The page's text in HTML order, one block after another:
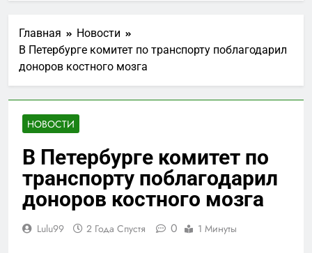
Официальный
1 Год Спустя
Вклады в рублях на
как они работают?
2 Года Спустя
Искусство ювелирных
украшений: красота и
2 Года Спустя
Главная
Новости
В Петербурге комитет по транспорту поблагодарил
доноров костного мозга
НОВОСТИ
В Петербурге комитет по
транспорту поблагодарил
доноров костного мозга
Lulu99 2 Года Спустя 0 1 Минуты